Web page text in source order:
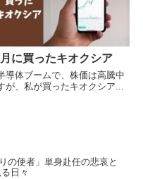
に買ったキオクシア
導体ブームで、株価は高騰中
が、私が買ったキオクシア...
の使者」単身赴任の悲哀と
日々